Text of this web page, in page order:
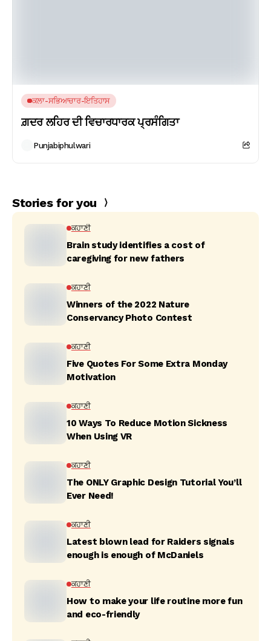
ਕਲਾ-ਸਭਿਆਚਾਰ-ਇਤਿਹਾਸ
ਗ਼ਦਰ ਲਹਿਰ ਦੀ ਵਿਚਾਰਧਾਰਕ ਪ੍ਰਸੰਗਿਤਾ
Punjabiphulwari
Stories for you
ਕਹਾਣੀ
Brain study identifies a cost of
caregiving for new fathers
ਕਹਾਣੀ
Winners of the 2022 Nature
Conservancy Photo Contest
ਕਹਾਣੀ
Five Quotes For Some Extra Monday
Motivation
ਕਹਾਣੀ
10 Ways To Reduce Motion Sickness
When Using VR
ਕਹਾਣੀ
The ONLY Graphic Design Tutorial You’ll
Ever Need!
ਕਹਾਣੀ
Latest blown lead for Raiders signals
enough is enough of McDaniels
ਕਹਾਣੀ
How to make your life routine more fun
and eco-friendly